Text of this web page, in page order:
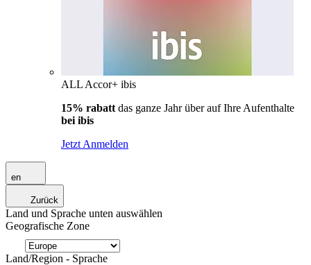
ALL Accor+ ibis
15% rabatt das ganze Jahr über auf Ihre Aufenthalte
bei ibis
Jetzt Anmelden
en
Zurück
Land und Sprache unten auswählen
Geografische Zone
Land/Region - Sprache